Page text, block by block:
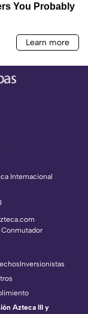
Internacional
Conmutador
Inversionistas
Azteca III y